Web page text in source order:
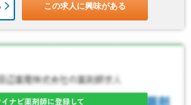
この求人に興味がある